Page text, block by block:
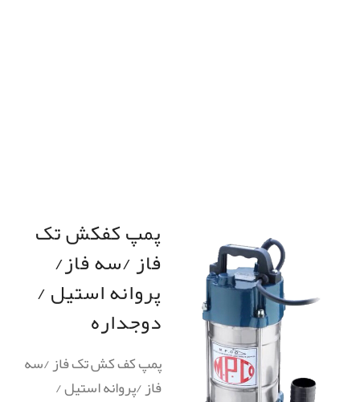
پمپ کفکش تک
فاز /سه فاز/
پروانه استیل /
دوجداره
پمپ کف کش تک فاز /سه
فاز /پروانه استیل /